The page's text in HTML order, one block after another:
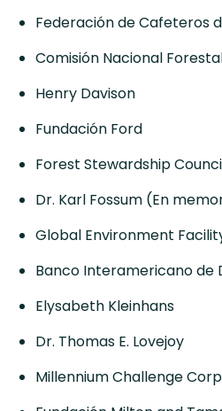
Federación de Cafeteros
Comisión Nacional
Henry Davison
Fundación Ford
Forest Stewardship
Dr. Karl Fossum (En
Global Environment
Banco Interamericano de
Elysabeth Kleinhans
Dr. Thomas E. Lovejoy
Millennium Challenge